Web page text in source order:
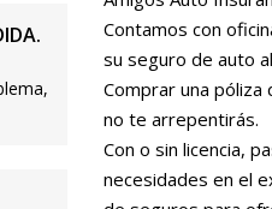
Contamos con
su seguro de auto
Comprar una póliza
no te arrepentirás.
Con o sin licencia,
necesidades en el